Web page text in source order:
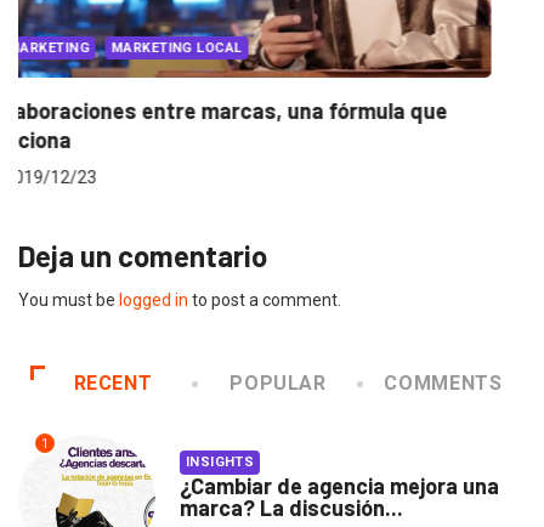
PUBLICIDAD UNCATEGORIZED
Insights Switch: Nathalia Madrigal cambió la
publicidad por la música
2020/01/14
Deja un comentario
You must be logged in to post a comment.
RECENT POPULAR COMMENTS
1
INSIGHTS
¿Cambiar de agencia mejora una
marca? La discusión...